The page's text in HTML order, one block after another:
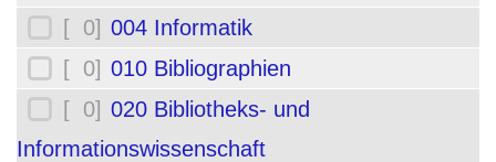
[ 0] 004 Informatik
[ 0] 010 Bibliographien
[ 0] 020 Bibliotheks- und
Informationswissenschaft